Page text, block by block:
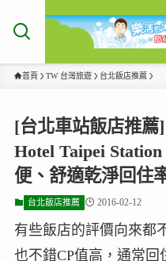
首頁 TW 台灣旅遊 台北飯店推薦
[台北車站飯店推薦
Hotel Taipei
便、舒適乾淨回住
台北飯店推薦 2016-02-12
有些飯店的評價向來都
也不錯CP值高，通常回